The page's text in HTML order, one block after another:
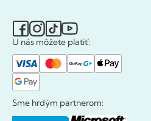
U nás môžete platiť:
Sme hrdým partnerom: